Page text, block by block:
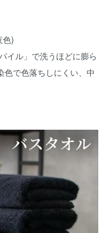
色)
イル」で洗うほどに膨ら
で色落ちしにくい、中